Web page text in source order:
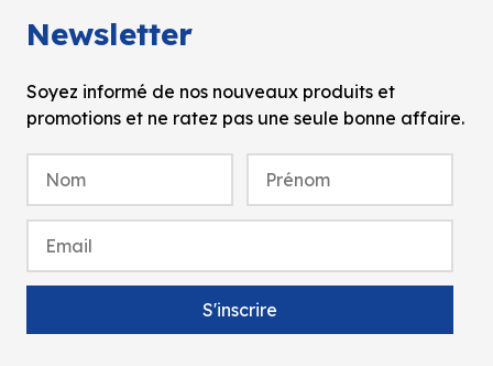
Newsletter
Soyez informé de nos nouveaux produits et
promotions et ne ratez pas une seule bonne affaire.